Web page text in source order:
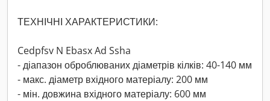
ТЕХНІЧНІ ХАРАКТЕРИСТИКИ:
Cedpfsv N Ebasx Ad Ssha
- діапазон оброблюваних діаметрів кілків: 40-140 мм
- макс. діаметр вхідного матеріалу: 200 мм
- мін. довжина вхідного матеріалу: 600 мм